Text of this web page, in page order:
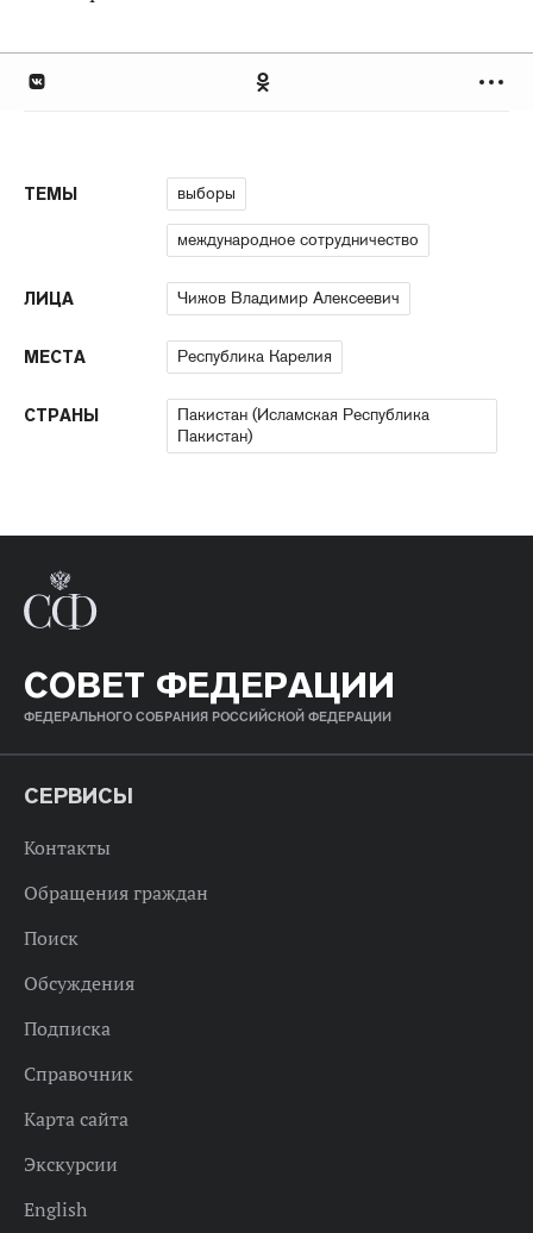
ТЕМЫ выборы
международное сотрудничество
ЛИЦА Чижов Владимир Алексеевич
МЕСТА Республика Карелия
СТРАНЫ
Пакистан (Исламская Республика
Пакистан)
СОВЕТ ФЕДЕРАЦИИ
ФЕДЕРАЛЬНОГО СОБРАНИЯ РОССИЙСКОЙ ФЕДЕРАЦИИ
СЕРВИСЫ
Контакты
Обращения граждан
Поиск
Обсуждения
Подписка
Справочник
Карта сайта
Экскурсии
English